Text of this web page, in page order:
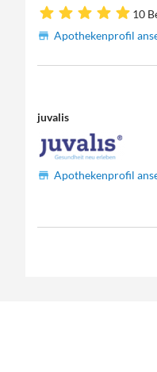
10
Apothekenprofil
juvalis
Apothekenprofil